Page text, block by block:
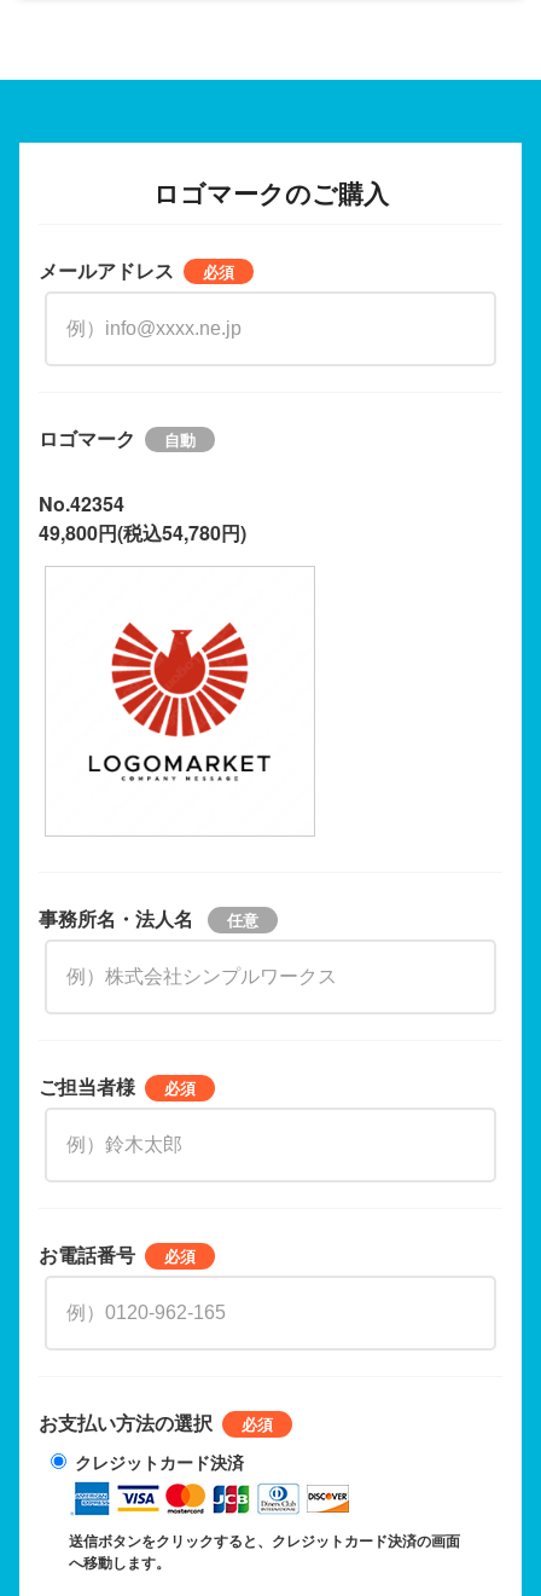
ロゴマークのご購入
メールアドレス
ロゴマーク
No.42354
49,800円(税込54,780円)
事務所名・法人名
ご担当者様
お電話番号
お支払い方法の選択
クレジットカード決済
送信ボタンをクリックすると、クレジットカード決済の画面
へ移動します。